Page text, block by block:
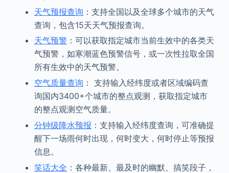
天气预报查询 ：支持全国以及全球多个城市的天气
查询，包含15天天气预报查询。
天气预警 ：可以获取指定城市当前生效中的各类天
气预警，如寒潮蓝色预警信号，或一次性拉取全国
所有生效中的天气预警。
空气质量查询 ： 支持输入经纬度或者区域编码查
询国内3400+个城市的整点观测，获取指定城市
的整点观测空气质量。
分钟级降水预报 ：支持输入经纬度查询，可准确提
醒下一场雨何时出现，何时变大，何时停止等预报
信息。
笑话大全 ：各种最新、最及时的幽默、搞笑段子，